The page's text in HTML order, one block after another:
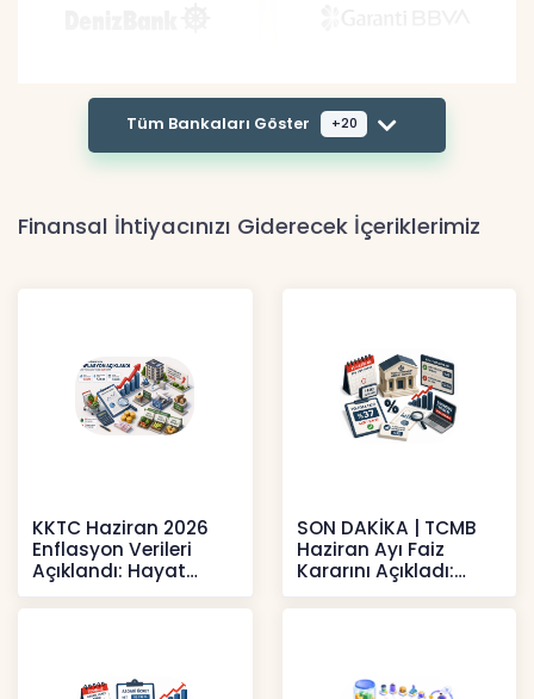
Tüm Bankaları Göster +20
Finansal İhtiyacınızı Giderecek İçeriklerimiz
KKTC Haziran 2026
Enflasyon Verileri
Açıklandı: Hayat
Pahalılığı Yükselişini
Sür
SON DAKİKA | TCMB
Haziran Ayı Faiz
Kararını Açıkladı:
Politika Faizi Yüzde
37’de